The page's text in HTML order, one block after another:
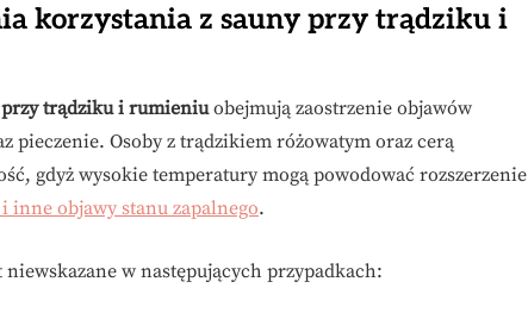
korzystania z sauny przy trądziku i
przy trądziku i rumieniuobejmują zaostrzenie objawów
pieczenie. Osoby z trądzikiem różowatym oraz cerą
gdyż wysokie temperatury mogą powodować rozszerzenie
inne objawy stanu zapalnego.
w następujących przypadkach: